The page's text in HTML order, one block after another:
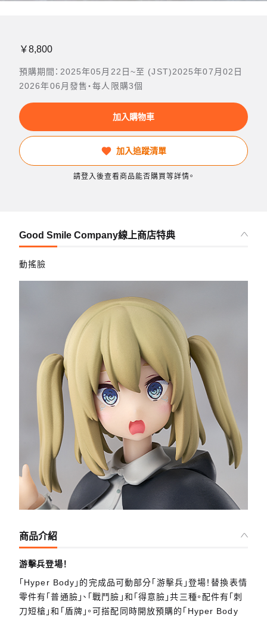
￥8,800
預購期間：2025年05月22日~至 (JST)2025年07月02日
2026年06月發售・每人限購3個
加入購物車
加入追蹤清單
請登入後查看商品能否購買等詳情。
Good Smile Company線上商店特典
動搖臉
商品介紹
游擊兵登場！
「Hyper Body」的完成品可動部分「游擊兵」登場！替換表情
零件有「普通臉」、「戰鬥臉」和「得意臉」共三種。配件有「刺
刀短槍」和「盾牌」。可搭配同時開放預購的「Hyper Body